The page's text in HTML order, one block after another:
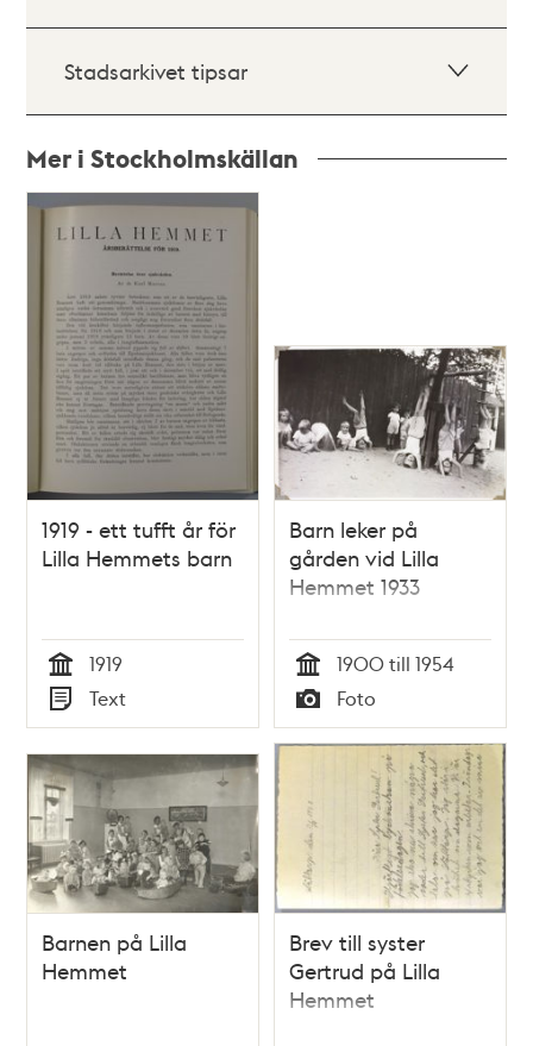
Stadsarkivet tipsar
Mer i Stockholmskällan
Relaterade
poster
1919 - ett tufft år för
Lilla Hemmets barn
Tid
1919
Typ
Text
Barn leker på
gården vid Lilla
Hemmet 1933
Tid
1900 till 1954
Typ
Foto
Barnen på Lilla
Hemmet
Brev till syster
Gertrud på Lilla
Hemmet